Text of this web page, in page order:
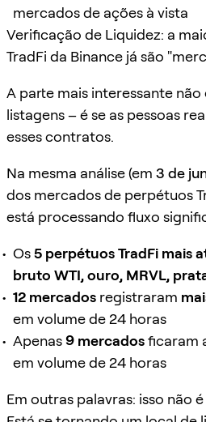
mercados de ações à vista
Verificação de Liquidez: a
TradFi da Binance já são
A parte mais interessante
listagens – é se as pessoas
esses contratos.
Na mesma análise (em 3 de
dos mercados de perpétuos
está processando fluxo
Os5 perpétuos TradFi mais
bruto WTI, ouro, MRVL,
12 mercados registraram
em volume de 24 horas
Apenas9 mercadosficaram
em volume de 24 horas
Em outras palavras: isso não